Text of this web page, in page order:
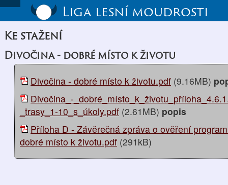
Liga lesní moudrosti
Ke stažení
Divočina - dobré místo k životu
Divočina - dobré místo k životu.pdf (9.16MB)
Divočina_-
_trasy_1-10_s_úkoly.pdf (2.61MB) popis
Příloha D - Závěrečná zpráva o ověření
dobré místo k životu.pdf (291kB)